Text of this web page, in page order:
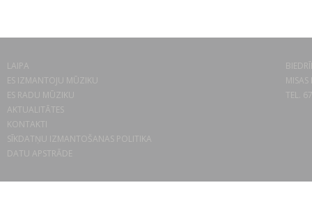
LAIPA
ES IZMANTOJU MŪZIKU
ES RADU MŪZIKU
AKTUALITĀTES
KONTAKTI
SĪKDATŅU IZMANTOŠANAS POLITIKA
DATU APSTRĀDE
TEL.